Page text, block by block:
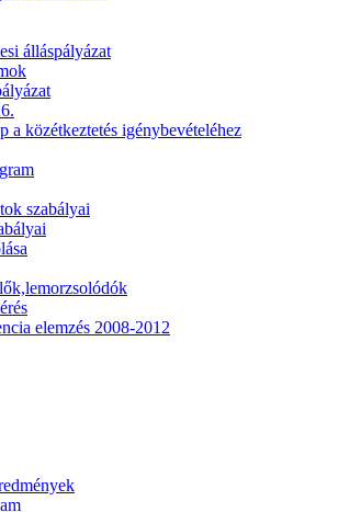
álláspályázat
a közétkeztetés igénybevételéhez
szabályai
elemzés 2008-2012